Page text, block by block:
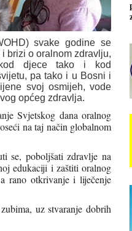
svake godine se
brizi o oralnom zdravlju,
djece tako i kod
pa tako i u Bosni i
svoj osmijeh, vode
općeg zdravlja.
Svjetskog dana oralnog
na taj način globalnom
se, poboljšati zdravlje na
edukaciji i zaštiti oralnog
rano otkrivanje i liječenje
uz stvaranje dobrih